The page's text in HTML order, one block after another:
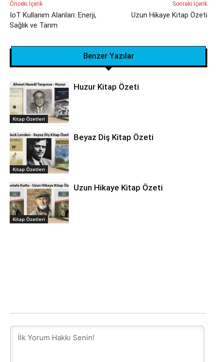
Önceki İçerik
IoT Kullanım Alanları: Enerji,
Sağlık ve Tarım
Sonraki İçerik
Uzun Hikaye Kitap Özeti
Benzer Yazılar
Kitap Özetleri
Huzur Kitap Özeti
Kitap Özetleri
Beyaz Diş Kitap Özeti
Kitap Özetleri
Uzun Hikaye Kitap Özeti